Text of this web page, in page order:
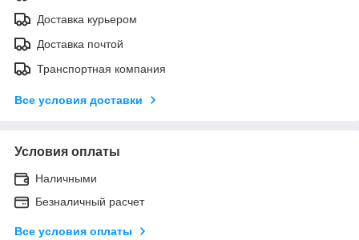
Доставка курьером
Доставка почтой
Транспортная компания
Все условия доставки
Условия оплаты
Наличными
Безналичный расчет
Все условия оплаты